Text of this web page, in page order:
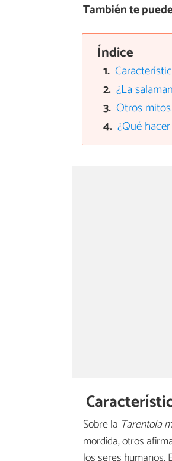
También te
Índice
¿La
Otros
¿Qué
Sobre la Tarentola
mordida, otros